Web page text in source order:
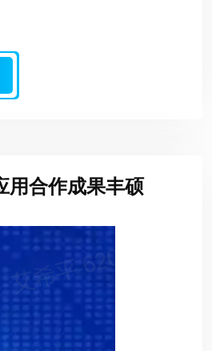
用合作成果丰硕